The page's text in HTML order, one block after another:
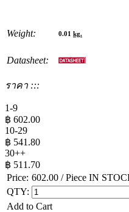
Weight: 0.01 kg.
Datasheet:
ราคา :::
1-9
฿ 602.00
10-29
฿ 541.80
30++
฿ 511.70
Price: 602.00 / Piece IN
QTY:
Add to Cart